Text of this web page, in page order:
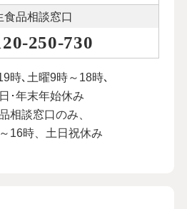
食品相談窓口
250-730
時､土曜9時～18時､
･年末年始休み
相談窓口のみ、
16時、土日祝休み